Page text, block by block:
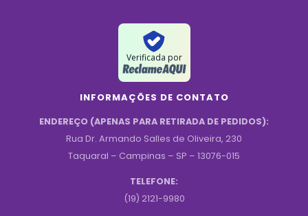
Verificada por
INFORMAÇÕES DE CONTATO
ENDEREÇO (APENAS PARA RETIRADA DE PEDIDOS):
Rua Dr. Armando Salles de Oliveira, 230
Taquaral – Campinas – SP – 13076-015
TELEFONE:
(19) 2121-9980